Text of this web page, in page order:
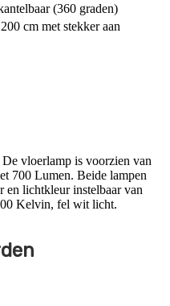
(360 graden)
cm met stekker aan
vloerlamp is voorzien van
700 Lumen. Beide lampen
en lichtkleur instelbaar van
Kelvin, fel wit licht.